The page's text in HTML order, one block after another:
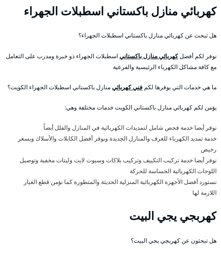
كهربائي منازل باكستاني اسطبلات الجهراء
هل تبحث عن كهربائي منازل باكستاني اسطبلات الجهراء؟
نوفر لكم أفضلكهربائي منازل باكستانياسطبلات الجهراء ذو خبرة ومدرب على التعامل
مع كافة مشاكل الكهرباء الرئيسية والفرعية
ما هي خدمات التي يوفرها لكم فني كهربائيمنازل باكستاني اسطبلات الجهراء الكويت؟
يؤمن لكم كهربائي منازل باكستاني الكويت خدمات مختلفة وهي:
نوفر أيضا خدمة فحص شامل لتمديدات الكهربائية في المنازل والفلل أيضاً
خدمة تمديد الكهرباء للغرف والمنازل الجديدة ونوفر أفضل الكابلات والأسلاك وبسعر
رخيص
نوفر أيضا خدمة تركيب التكييف وتركيب بلاكات وسبوت لايت وليتات مخفية وتوصيل
اللوحات الكهربائية الحساسة للحركة
نستورد أفضل الأجهزة الكهربائية المنزلية الحديثة والمتطورة كما نؤمن قطع الغيار
اللازمة لها
كهربجي يجي البيت
هل تبحثون عن كهربجي يجي البيت؟